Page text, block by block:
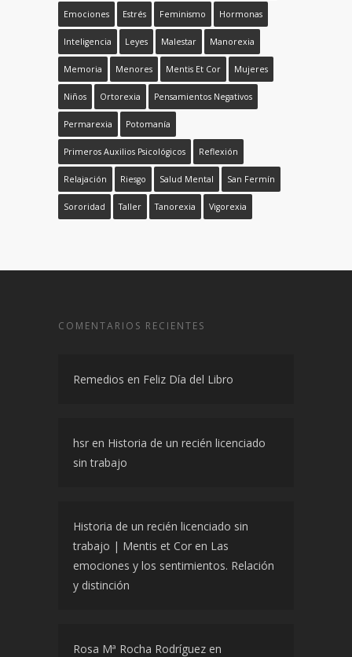
Emociones Estrés Feminismo Hormonas
Inteligencia Leyes Malestar Manorexia
Memoria Menores Mentis Et Cor Mujeres
Niños Ortorexia Pensamientos Negativos
Permarexia Potomanía
Primeros Auxilios Psicológicos Reflexión
Relajación Riesgo Salud Mental San Fermín
Sororidad Taller Tanorexia Vigorexia
COMENTARIOS RECIENTES
Remedios en Feliz Día del Libro
hsr en Historia de un recién licenciado
sin trabajo
Historia de un recién licenciado sin
trabajo | Mentis et Cor en Las
emociones y los sentimientos. Relación
y distinción
Rosa Mª Rocha Rodríguez en